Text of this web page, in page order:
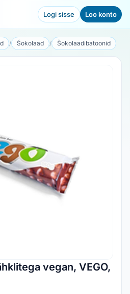
Logi sisse Loo konto
/ Šokolaad / Šokolaadibatoonid
vegan, VEGO,